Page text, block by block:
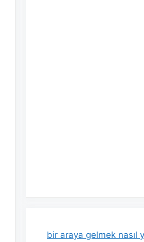
bir araya gelmek nasıl